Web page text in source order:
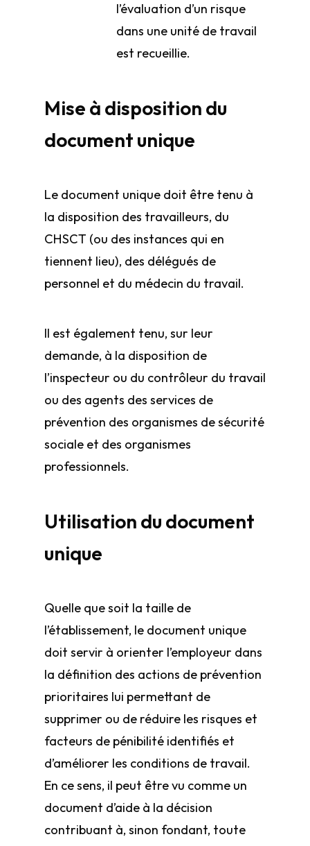
l’évaluation d’un risque
dans une unité de travail
est recueillie.
Mise à disposition du
document unique
Le document unique doit être tenu à
la disposition des travailleurs, du
CHSCT (ou des instances qui en
tiennent lieu), des délégués de
personnel et du médecin du travail.
Il est également tenu, sur leur
demande, à la disposition de
l’inspecteur ou du contrôleur du travail
ou des agents des services de
prévention des organismes de sécurité
sociale et des organismes
professionnels.
Utilisation du document
unique
Quelle que soit la taille de
l’établissement, le document unique
doit servir à orienter l’employeur dans
la définition des actions de prévention
prioritaires lui permettant de
supprimer ou de réduire les risques et
facteurs de pénibilité identifiés et
d’améliorer les conditions de travail.
En ce sens, il peut être vu comme un
document d’aide à la décision
contribuant à, sinon fondant, toute